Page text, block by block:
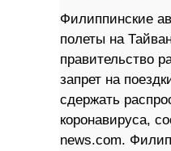
Филиппинские
полеты на
правительство
запрет на
сдержать
коронавируса,
news.com.